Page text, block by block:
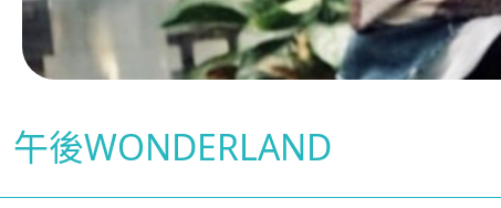
午後WONDERLAND